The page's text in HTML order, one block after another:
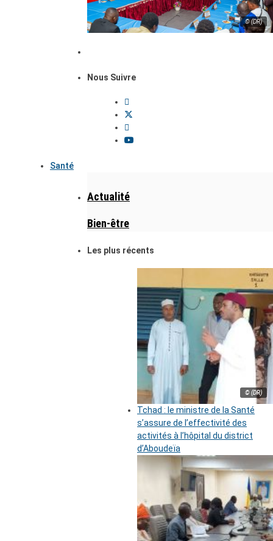
© (DR)
Nous Suivre
Santé
Actualité
Bien-être
Les plus récents
© (DR)
Tchad : le ministre de la Santé
s’assure de l’effectivité des
activités à l’hôpital du district
d’Aboudeïa